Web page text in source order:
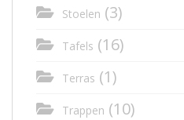
Stoelen (3)
Tafels (16)
Terras (1)
Trappen (10)